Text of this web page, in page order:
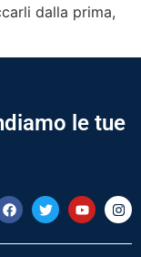
dalla prima,
le tue